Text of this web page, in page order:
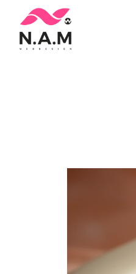
Chuyển
tới